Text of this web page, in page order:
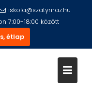
iskola@szatymaz.hu
7:00-18:00 között
étlap